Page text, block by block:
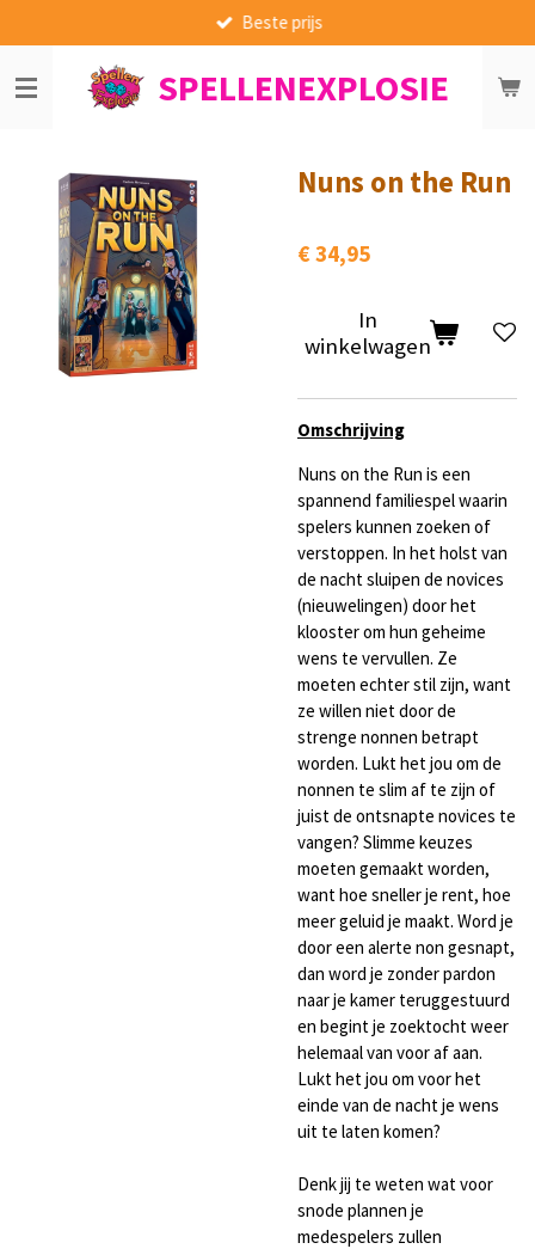
direct
naar
de
SPELLENEXPLOSIE
Beste prijs
Nuns on the Run
€ 34,95
In
winkelwagen
Omschrijving
Nuns on the Run is een
spannend familiespel waarin
spelers kunnen zoeken of
verstoppen. In het holst van
de nacht sluipen de novices
(nieuwelingen) door het
klooster om hun geheime
wens te vervullen. Ze
moeten echter stil zijn, want
ze willen niet door de
strenge nonnen betrapt
worden. Lukt het jou om de
nonnen te slim af te zijn of
juist de ontsnapte novices te
vangen? Slimme keuzes
moeten gemaakt worden,
want hoe sneller je rent, hoe
meer geluid je maakt. Word je
door een alerte non gesnapt,
dan word je zonder pardon
naar je kamer teruggestuurd
en begint je zoektocht weer
helemaal van voor af aan.
Lukt het jou om voor het
einde van de nacht je wens
uit te laten komen?
Denk jij te weten wat voor
snode plannen je
medespelers zullen